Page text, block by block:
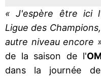
« J'espère être ici
Ligue des
autre niveau encore
de la saison de l'
dans la journée